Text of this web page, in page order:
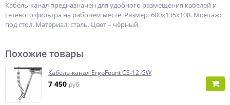
Кабель-канал предназначен для удобного размещения кабелей и
сетевого фильтра на рабочем месте. Размер: 600х135х108. Монтаж:
под стол. Материал: сталь. Цвет – чёрный.
Похожие товары
Кабель-канал ErgoFount CS-12-GW
7 450 руб.